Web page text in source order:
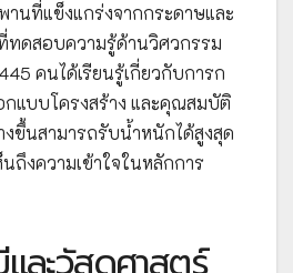
านที่แข็งแกร่งจากกระดาษและ
ทดสอบความรู้ด้านวิศวกรรม
คนได้เรียนรู้เกี่ยวกับการก
แบบโครงสร้าง และคุณสมบัติ
ขึ้นสามารถรับน้ำหนักได้สูงสุด
ถึงความเข้าใจในหลักการ